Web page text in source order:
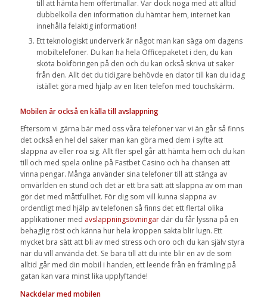
till att hämta hem offertmallar. Var dock noga med att alltid
dubbelkolla den information du hämtar hem, internet kan
innehålla felaktig information!
Ett teknologiskt underverk är något man kan säga om dagens
mobiltelefoner. Du kan ha hela Officepaketet i den, du kan
sköta bokföringen på den och du kan också skriva ut saker
från den. Allt det du tidigare behövde en dator till kan du idag
istället göra med hjälp av en liten telefon med touchskärm.
Mobilen är också en källa till avslappning
Eftersom vi gärna bär med oss våra telefoner var vi än går så finns
det också en hel del saker man kan göra med dem i syfte att
slappna av eller roa sig. Allt fler spel går att hämta hem och du kan
till och med spela online på Fastbet Casino och ha chansen att
vinna pengar. Många använder sina telefoner till att stänga av
omvärlden en stund och det är ett bra sätt att slappna av om man
gör det med måttfullhet. För dig som vill kunna slappna av
ordentligt med hjälp av telefonen så finns det ett flertal olika
applikationer med avslappningsövningardär du får lyssna på en
behaglig röst och känna hur hela kroppen sakta blir lugn. Ett
mycket bra sätt att bli av med stress och oro och du kan själv styra
när du vill använda det. Se bara till att du inte blir en av de som
alltid går med din mobil i handen, ett leende från en främling på
gatan kan vara minst lika upplyftande!
Nackdelar med mobilen